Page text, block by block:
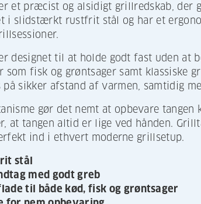
et præcist og alsidigt grillredskab, der
i slidstærkt rustfrit stål og har et
designet til at holde godt fast uden at
som fisk og grøntsager samt
sikker afstand af varmen, samtidig
gør det nemt at opbevare
at tangen altid er lige ved hånden.
ind i ethvert moderne grillsetup.
stål
med godt greb
til både kød, fisk og grøntsager